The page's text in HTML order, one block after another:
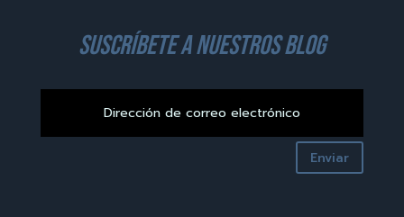
suscríbete a nuestros blog
Enviar